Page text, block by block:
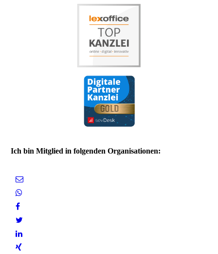
Ich bin Mitglied in folgenden Organisationen: